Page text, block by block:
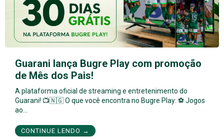
Guarani lança Bugre Play com promoção
de Mês dos Pais!
A plataforma oficial de streaming e entretenimento do
Guarani! 📺🇳🇬 O que você encontra no Bugre Play: ⚽ Jogos
ao…
CONTINUE LENDO →